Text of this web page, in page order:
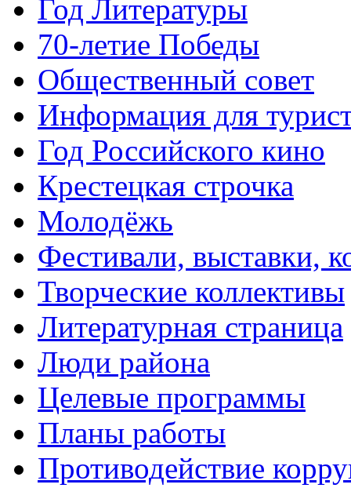
Год Литературы
70-летие Победы
Общественный совет
Информация для
Год Российского кино
Крестецкая строчка
Молодёжь
Фестивали, выставки,
Творческие коллективы
Литературная страница
Люди района
Целевые программы
Планы работы
Противодействие